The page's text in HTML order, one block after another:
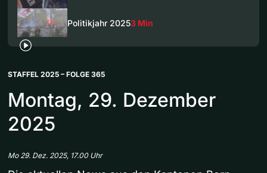
Politikjahr 20253 Min
STAFFEL 2025 – FOLGE 365
Montag, 29. Dezember
2025
Mo 29. Dez. 2025, 17.00 Uhr